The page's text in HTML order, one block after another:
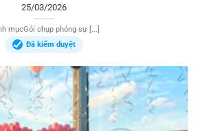
25/03/2026
mụcGói chụp phóng sự [...]
Đã kiểm duyệt